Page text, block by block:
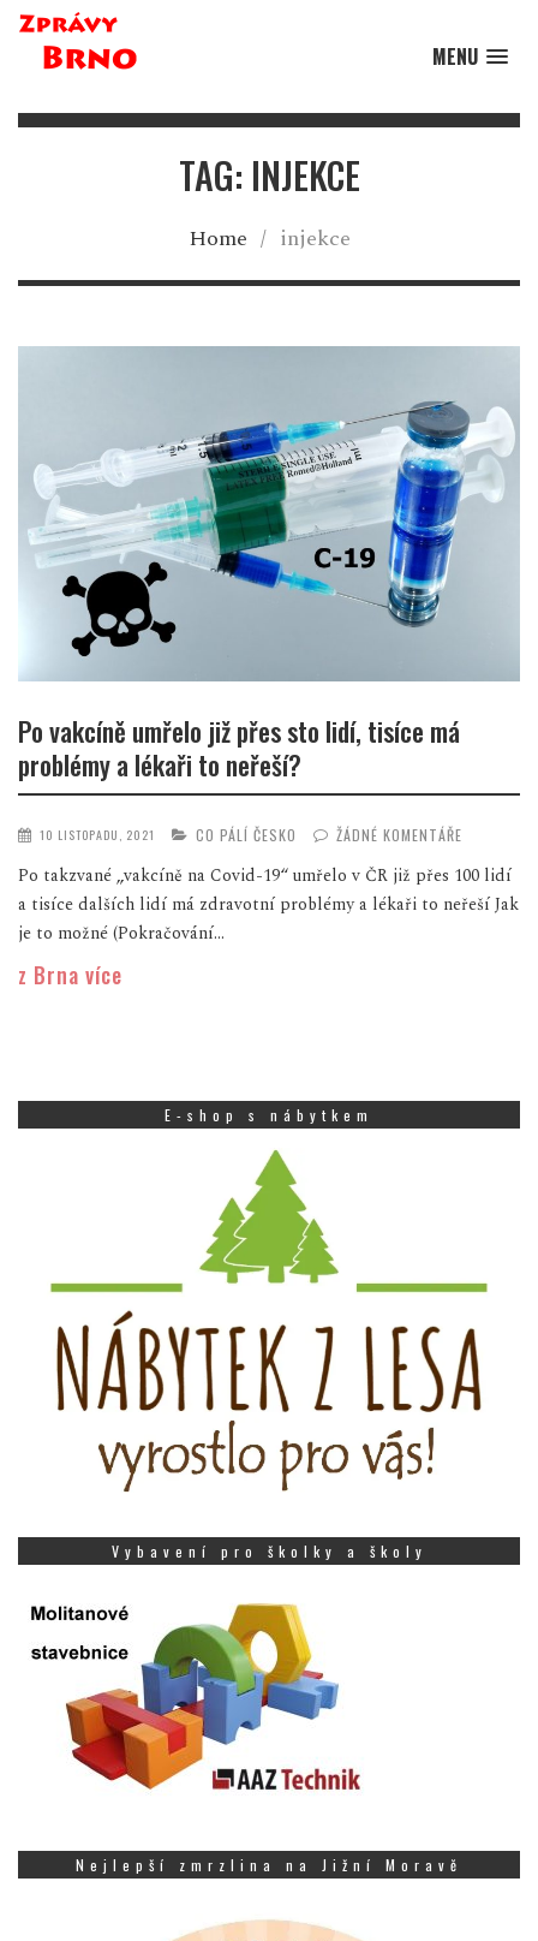
MENU
TAG: INJEKCE
Home / injekce
Po vakcíně umřelo již přes sto lidí, tisíce má
problémy a lékaři to neřeší?
10 LISTOPADU, 2021 CO PÁLÍ ČESKO ŽÁDNÉ KOMENTÁŘE
Po takzvané „vakcíně na Covid-19“ umřelo v ČR již přes 100 lidí
a tisíce dalších lidí má zdravotní problémy a lékaři to neřeší Jak
je to možné (Pokračování...
z Brna více
E-shop s nábytkem
Vybavení pro školky a školy
Nejlepší zmrzlina na Jižní Moravě